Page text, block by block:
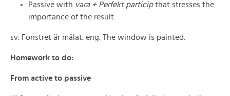
Passive with vara + Perfekt participthat stresses the
importance of the result.
sv. Fönstret är målat. eng. The window is painted.
Homework to do:
From active to passive